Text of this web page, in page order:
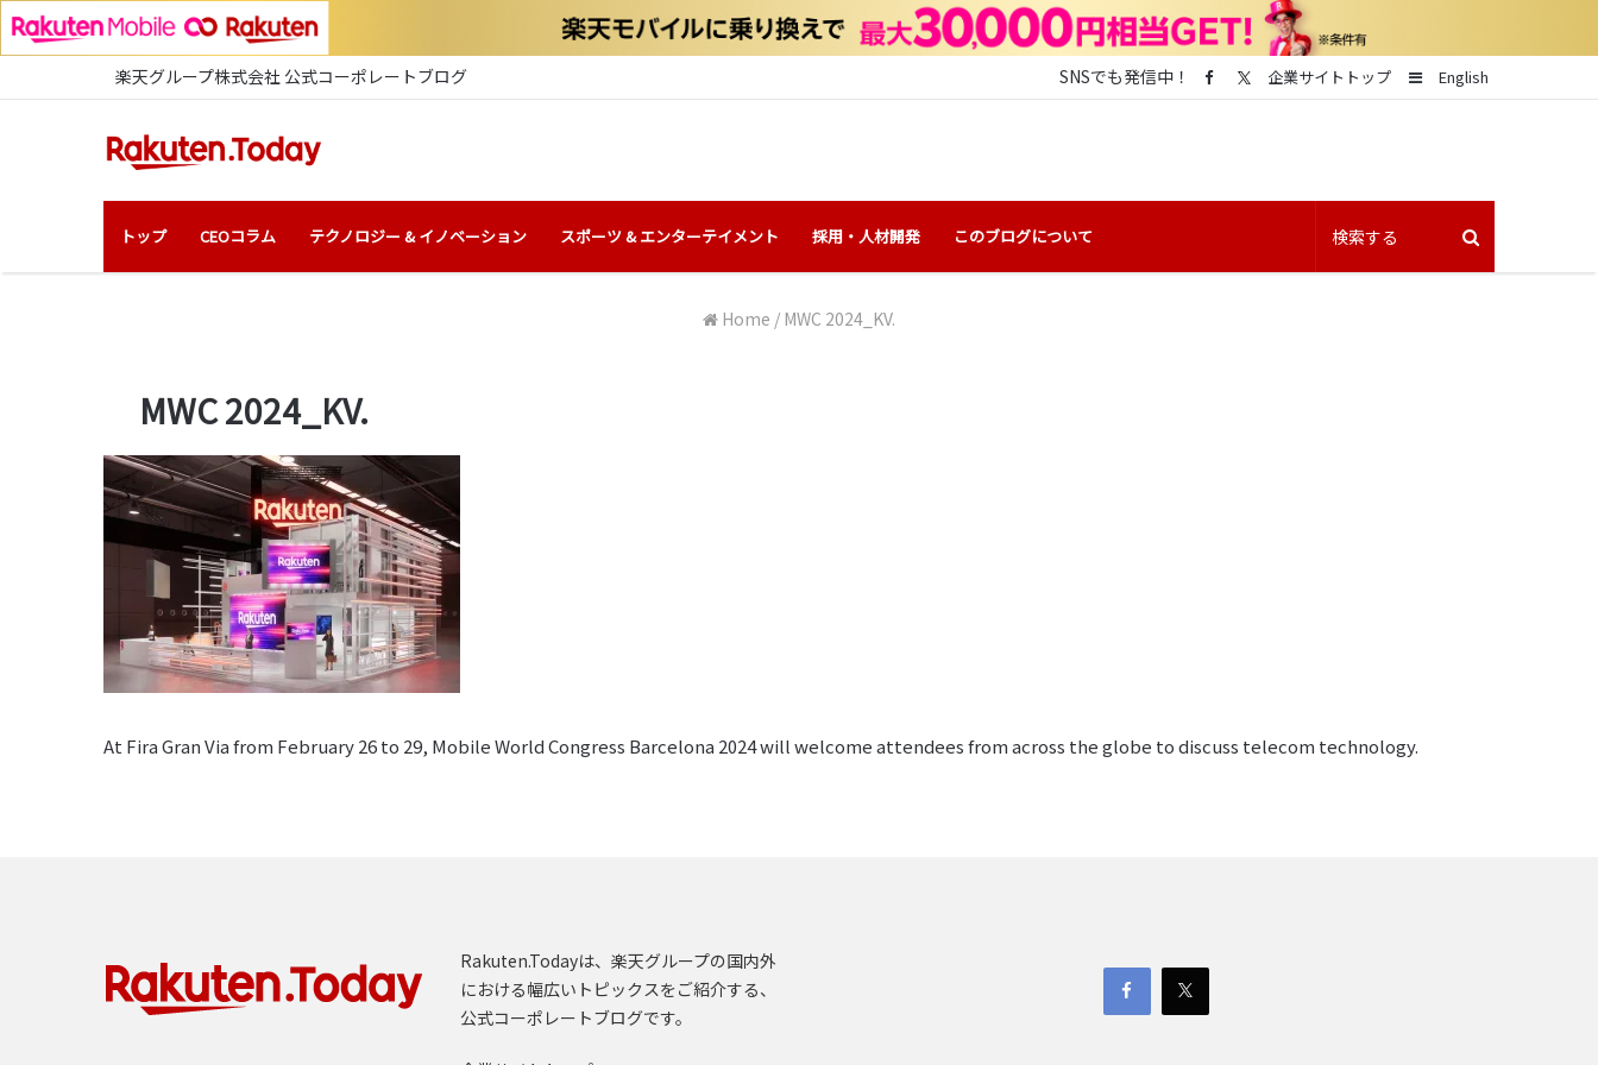
楽天グループ株式会社 公式コーポレートブログ English
Sidebar
企業サイトトップ
SNSでも発信中！
トップ CEOコラム テクノロジー & イノベーション スポーツ & エンターテイメント 採用・人材開発 このブログについて
Home / MWC 2024_KV.
MWC 2024_KV.
At Fira Gran Via from February 26 to 29, Mobile World Congress Barcelona 2024 will welcome attendees from across the globe to discuss telecom technology.
Rakuten.Todayは、楽天グループの国内外
における幅広いトピックスをご紹介する、
公式コーポレートブログです。